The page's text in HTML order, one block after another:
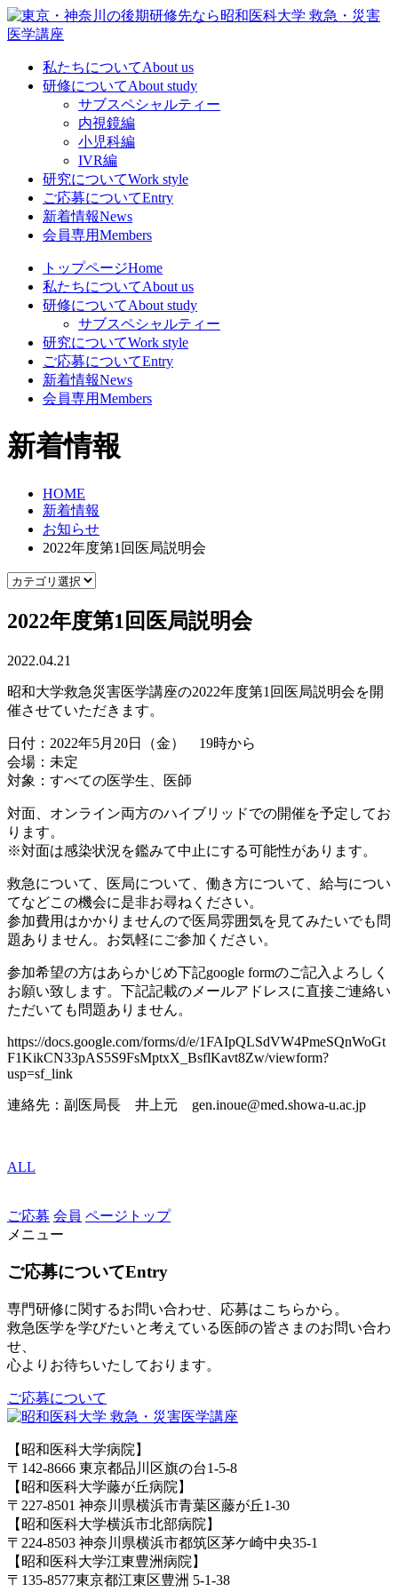
私たちについてAbout us
研修についてAbout study
サブスペシャルティー
内視鏡編
小児科編
IVR編
研究についてWork style
ご応募についてEntry
新着情報News
会員専用Members
トップページHome
私たちについてAbout us
研修についてAbout study
サブスペシャルティー
研究についてWork style
ご応募についてEntry
新着情報News
会員専用Members
新着情報
HOME
新着情報
お知らせ
2022年度第1回医局説明会
2022年度第1回医局説明会
2022.04.21
昭和大学救急災害医学講座の2022年度第1回医局説明会を開
催させていただきます。
日付：2022年5月20日（金） 19時から
会場：未定
対象：すべての医学生、医師
対面、オンライン両方のハイブリッドでの開催を予定してお
ります。
※対面は感染状況を鑑みて中止にする可能性があります。
救急について、医局について、働き方について、給与につい
てなどこの機会に是非お尋ねください。
参加費用はかかりませんので医局雰囲気を見てみたいでも問
題ありません。お気軽にご参加ください。
参加希望の方はあらかじめ下記google formのご記入よろしく
お願い致します。下記記載のメールアドレスに直接ご連絡い
ただいても問題ありません。
https://docs.google.com/forms/d/e/1FAIpQLSdVW4PmeSQnWoGt
F1KikCN33pAS5S9FsMptxX_BsflKavt8Zw/viewform?
usp=sf_link
連絡先：副医局長 井上元 gen.inoue@med.showa-u.ac.jp
ALL
ご応募 会員 ページトップ
メニュー
ご応募についてEntry
専門研修に関するお問い合わせ、応募はこちらから。
救急医学を学びたいと考えている医師の皆さまのお問い合わ
せ、
心よりお待ちいたしております。
ご応募について
【昭和医科大学病院】
〒142-8666 東京都品川区旗の台1-5-8
【昭和医科大学藤が丘病院】
〒227-8501 神奈川県横浜市青葉区藤が丘1-30
【昭和医科大学横浜市北部病院】
〒224-8503 神奈川県横浜市都筑区茅ケ崎中央35-1
【昭和医科大学江東豊洲病院】
〒135-8577東京都江東区豊洲 5-1-38